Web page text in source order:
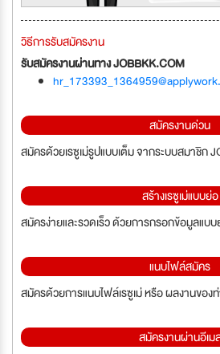
วิธีการรับสมัครงาน
รับสมัครงานผ่านทาง JOBBKK.COM
สมัครงานด่วน
สมัครด้วยเรซูเม่รูปแบบเต็ม จากระบบสมาชิก
สร้างเรซูเม่แบบย่อ
สมัครง่ายและรวดเร็ว ด้วยการกรอกข้อมูลแบ
แนบไฟล์สมัคร
สมัครด้วยการแนบไฟล์เรซูเม่ หรือ ผลงานของ
สมัครงานผ่านอีเม